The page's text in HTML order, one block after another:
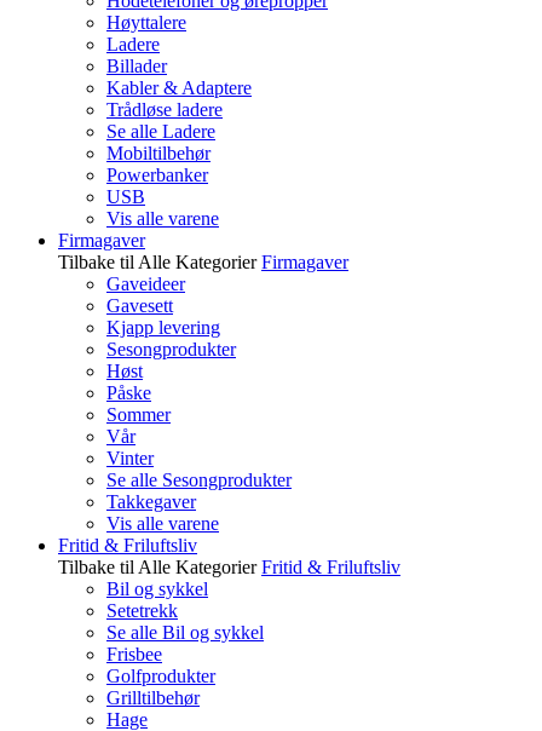
Høyttalere
Ladere
Billader
Kabler & Adaptere
Trådløse ladere
Se alle Ladere
Mobiltilbehør
Powerbanker
USB
Vis alle varene
Firmagaver
Tilbake til Alle Kategorier Firmagaver
Gaveideer
Gavesett
Kjapp levering
Sesongprodukter
Høst
Påske
Sommer
Vår
Vinter
Se alle Sesongprodukter
Takkegaver
Vis alle varene
Fritid & Friluftsliv
Tilbake til Alle Kategorier Fritid & Friluftsliv
Bil og sykkel
Setetrekk
Se alle Bil og sykkel
Frisbee
Golfprodukter
Grilltilbehør
Hage